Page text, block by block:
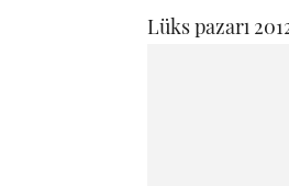
Lüks pazarı